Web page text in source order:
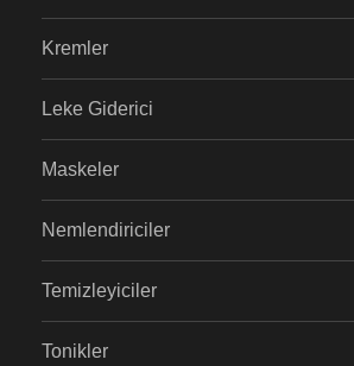
Kremler
Leke Giderici
Maskeler
Nemlendiriciler
Temizleyiciler
Tonikler